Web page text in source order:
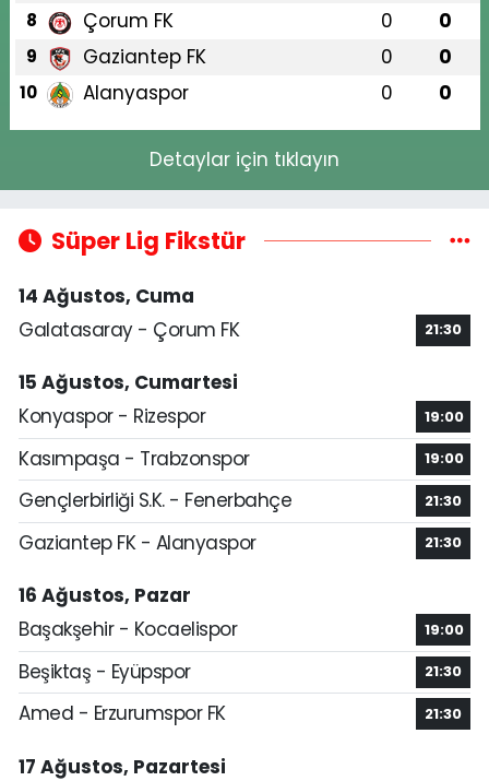
8 Çorum FK 0 0
9 Gaziantep FK 0 0
10 Alanyaspor 0 0
Detaylar için tıklayın
Süper Lig Fikstür
14 Ağustos, Cuma
Galatasaray - Çorum FK
21:30
15 Ağustos, Cumartesi
Konyaspor - Rizespor
19:00
Kasımpaşa - Trabzonspor 19:00
Gençlerbirliği S.K. - Fenerbahçe 21:30
Gaziantep FK - Alanyaspor 21:30
16 Ağustos, Pazar
Başakşehir - Kocaelispor
19:00
Beşiktaş - Eyüpspor 21:30
Amed - Erzurumspor FK 21:30
17 Ağustos, Pazartesi